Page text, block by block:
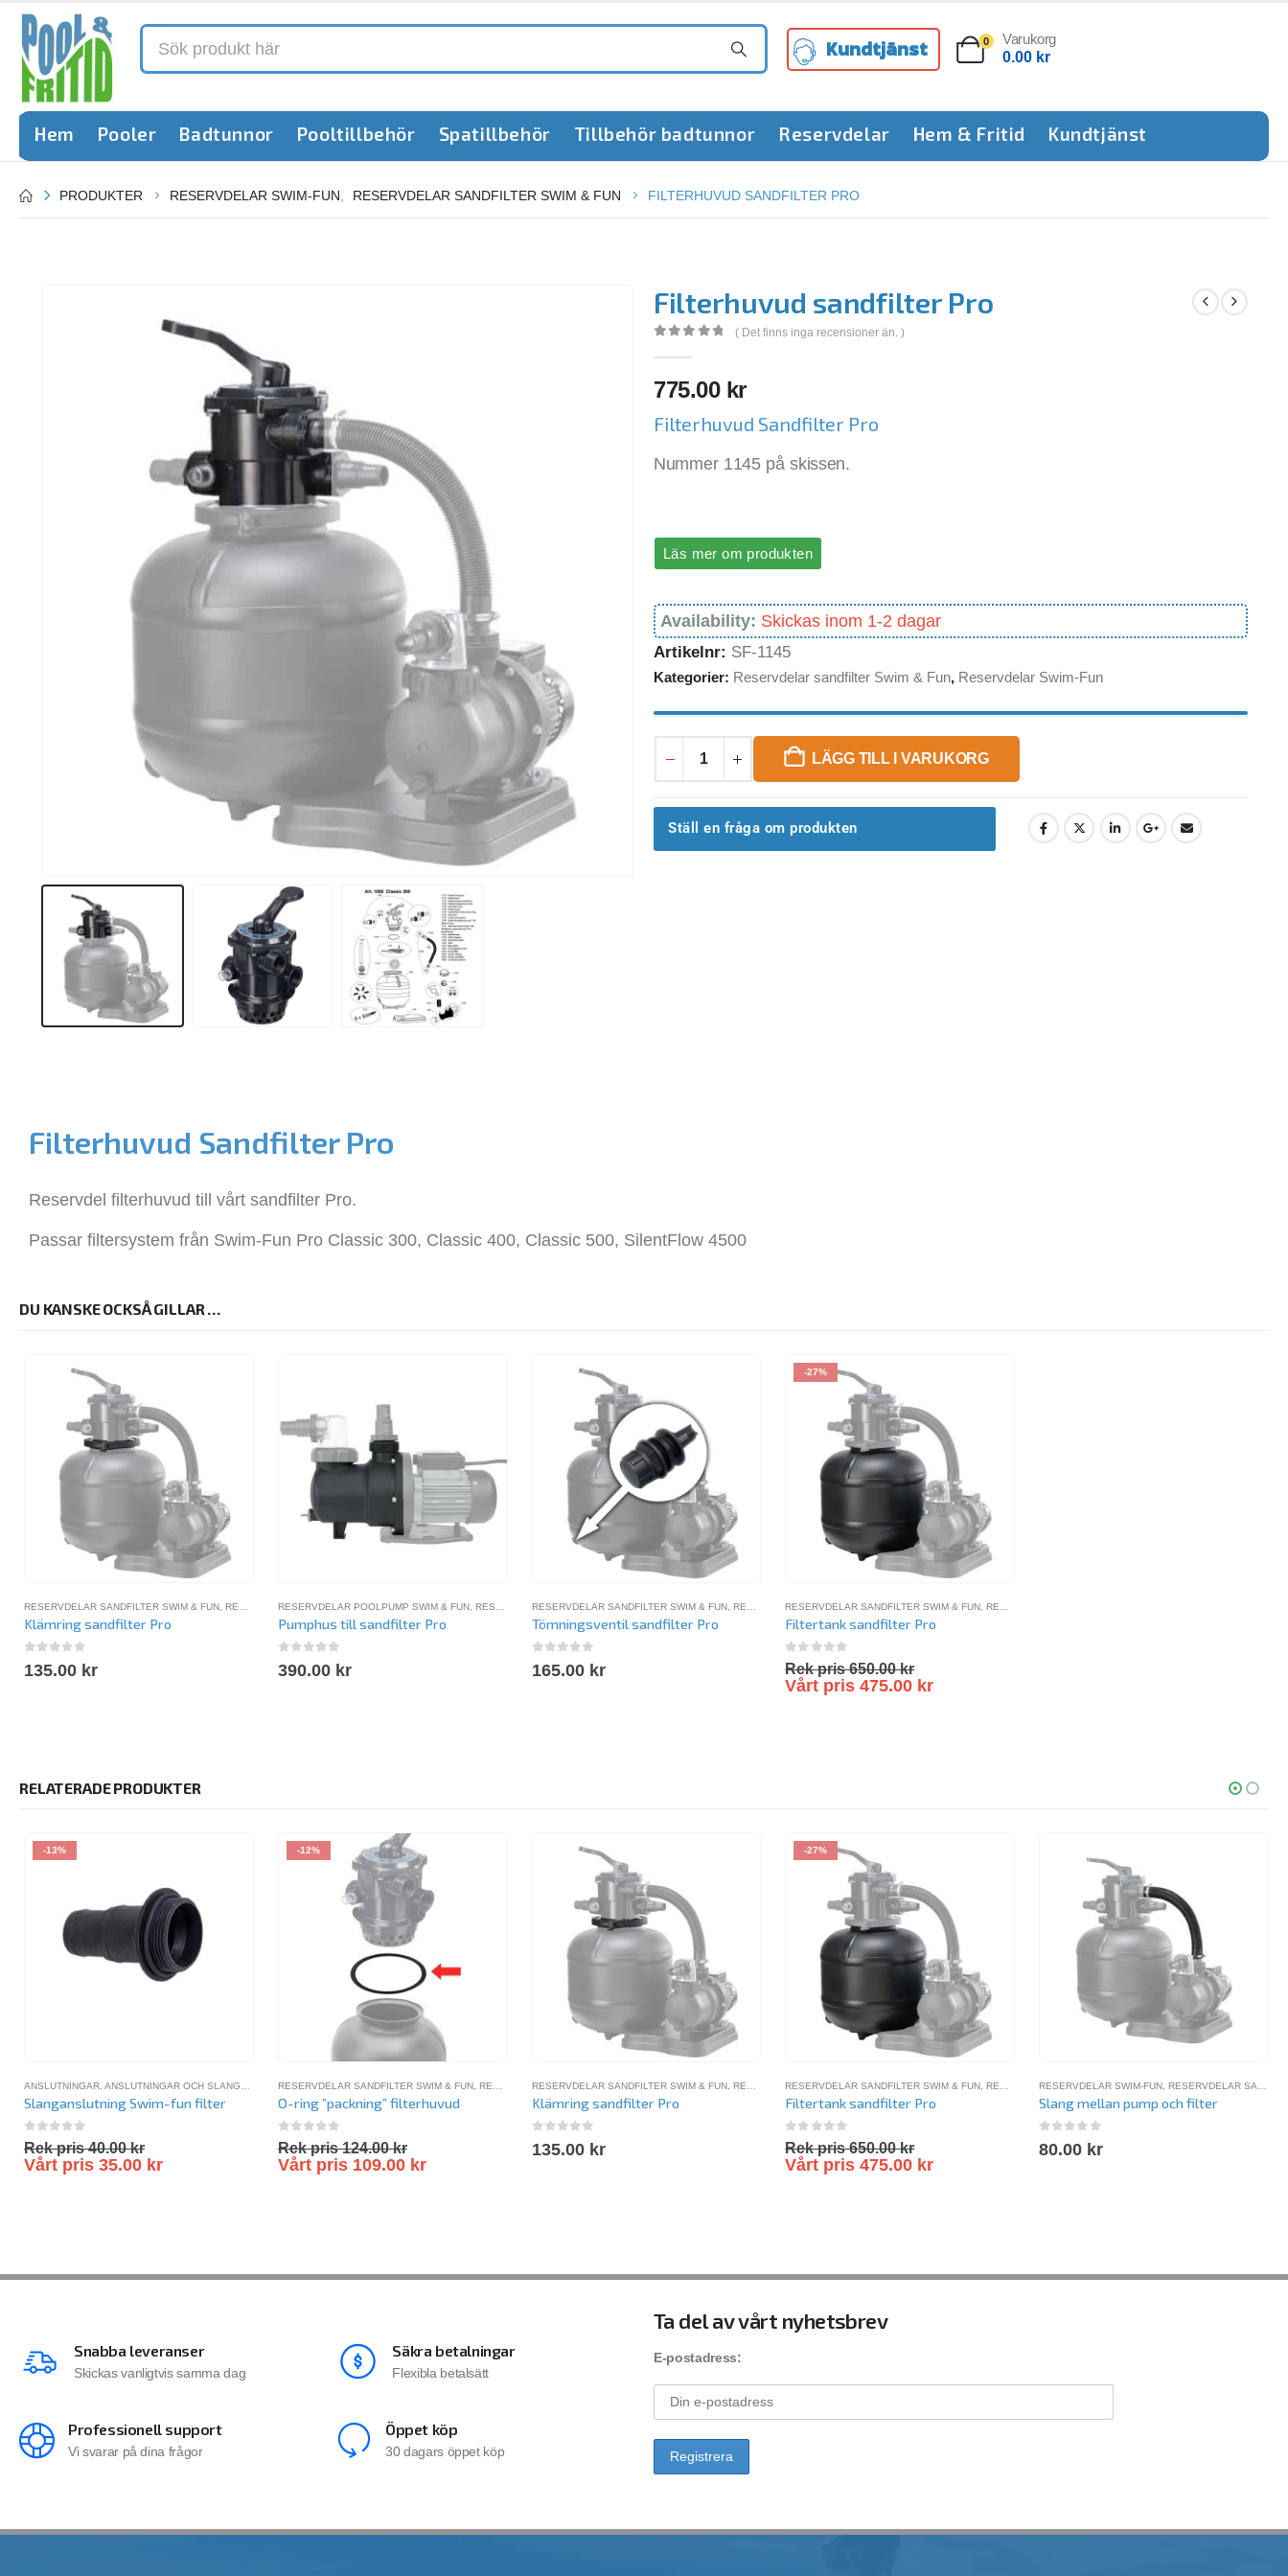
Kundtjänst 0
Varukorg
0.00 kr
Hem Pooler Badtunnor Pooltillbehör Spatillbehör Tillbehör badtunnor Reservdelar Hem & Fritid Kundtjänst
PRODUKTER RESERVDELAR SWIM-FUN RESERVDELAR SANDFILTER SWIM & FUN FILTERHUVUD SANDFILTER PRO
Filterhuvud sandfilter Pro
( Det finns inga recensioner än. )
775.00 kr
Filterhuvud Sandfilter Pro
Nummer 1145 på skissen.
Läs mer om produkten
Availability: Skickas inom 1-2 dagar
Artikelnr: SF-1145
Kategorier: Reservdelar sandfilter Swim & Fun, Reservdelar Swim-Fun
LÄGG TILL I VARUKORG
Ställ en fråga om produkten
Filterhuvud Sandfilter Pro
Reservdel filterhuvud till vårt sandfilter Pro.
Passar filtersystem från Swim-Fun Pro Classic 300, Classic 400, Classic 500, SilentFlow 4500
DU KANSKE OCKSÅ GILLAR …
RESERVDELAR SANDFILTER SWIM & FUN, RESERVDELAR SWIM-FUN
Klämring sandfilter Pro
out of 5
135.00 kr
RESERVDELAR POOLPUMP SWIM & FUN, RESERVDELAR SWIM-FUN
Pumphus till sandfilter Pro
out of 5
390.00 kr
RESERVDELAR SANDFILTER SWIM & FUN, RESERVDELAR SWIM-FUN
Tömningsventil sandfilter Pro
out of 5
165.00 kr
-27%
RESERVDELAR SANDFILTER SWIM & FUN, RESERVDELAR SWIM-FUN
Filtertank sandfilter Pro
0out of 5
Rek pris650.00kr
Vårt pris475.00 kr
RELATERADE PRODUKTER
-13%
ANSLUTNINGAR, ANSLUTNINGAR OCH SLANGAR RESERVDELAR SANDFILTER SWIM & FUN ,RESERVDELAR SWIM-FUN
Slanganslutning Swim-fun filter
0out of 5
Rek pris40.00kr
Vårt pris 35.00 kr
-12%
RESERVDELAR SANDFILTER SWIM & FUN, RESERVDELAR SWIM-FUN
O-ring ”packning” filterhuvud
0out of 5
Rek pris124.00kr
Vårt pris 109.00 kr
RESERVDELAR SANDFILTER SWIM & FUN, RESERVDELAR SWIM-FUN
Klämring sandfilter Pro
out of 5
135.00 kr
-27%
RESERVDELAR SANDFILTER SWIM & FUN, RESERVDELAR SWIM-FUN
Filtertank sandfilter Pro
0out of 5
Rek pris650.00kr
Vårt pris475.00 kr
RESERVDELAR SWIM-FUN, RESERVDELAR SANDFILTER SWIM & FUN
Slang mellan pump och filter
out of 5
80.00 kr
Snabba leveranser
Skickas vanligtvis samma dag
Säkra betalningar
Flexibla betalsätt
Professionell support
Vi svarar på dina frågor
Öppet köp
30 dagars öppet köp
Ta del av vårt nyhetsbrev
E-postadress: